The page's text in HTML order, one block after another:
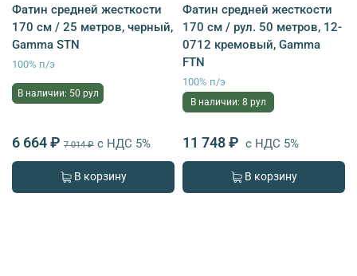
Фатин средней жесткости
170 см / 25 метров, черный,
Gamma STN
100% п/э
В наличии: 50 рул
6 664 ₽ 7 014 ₽ с НДС 5%
В корзину
Фатин средней жесткости
170 см / рул. 50 метров, 12-
0712 кремовый, Gamma
FTN
100% п/э
В наличии: 8 рул
11 748 ₽ с НДС 5%
В корзину